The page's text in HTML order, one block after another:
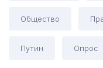
Общество
Путин Опрос